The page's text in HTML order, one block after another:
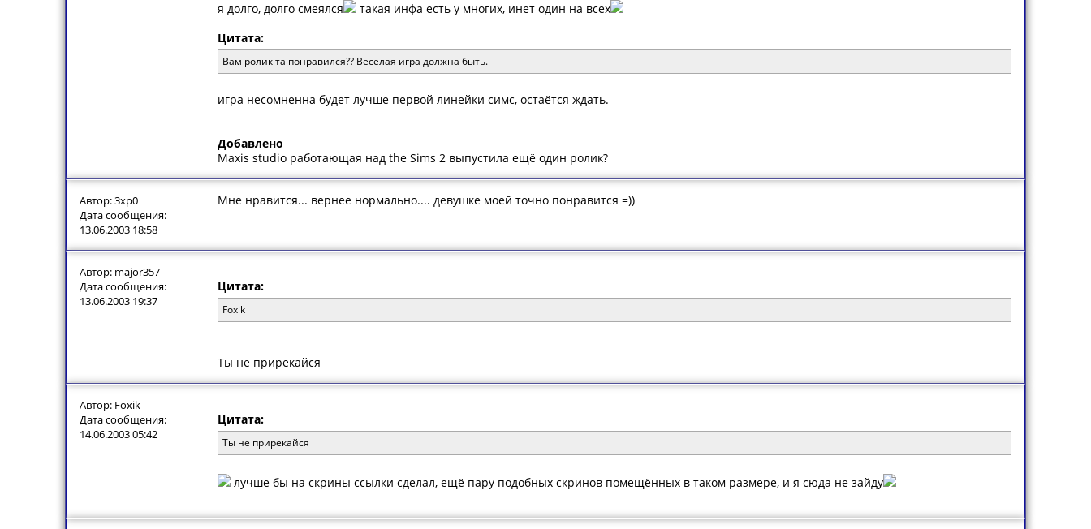
я долго, долго смеялся
такая инфа есть у многих, инет один на всех
Цитата:
Вам ролик та понравился?? Веселая игра должна быть.
игра несомненна будет лучше первой линейки симс, остаётся ждать.
Добавлено
Maxis studio работающая над the Sims 2 выпустила ещё один ролик?
Автор: 3xp0
Дата сообщения:
13.06.2003 18:58
Мне нравится... вернее нормально.... девушке моей точно понравится =))
Автор: major357
Дата сообщения:
13.06.2003 19:37
Цитата:
Foxik
Ты не прирекайся
Автор: Foxik
Дата сообщения:
14.06.2003 05:42
Цитата:
Ты не прирекайся
лучше бы на скрины ссылки сделал, ещё пару подобных скринов помещённых в таком размере, и я сюда не зайду